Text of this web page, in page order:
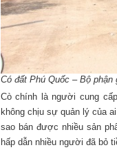
Có đất Phú Quốc – Bộ
Cò chính là người cung
không chịu sự quản lý của
sao bán được nhiều sản
hấp dẫn nhiều người đã bỏ